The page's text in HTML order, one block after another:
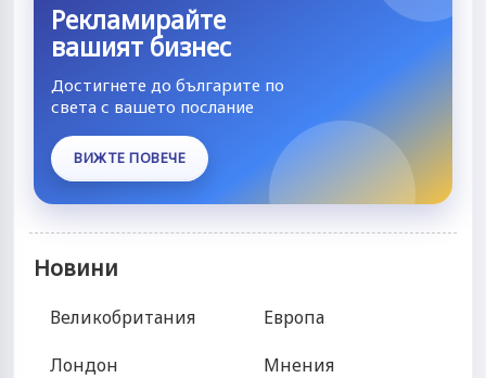
Рекламирайте
вашият бизнес
Достигнете до българите по
света с вашето послание
ВИЖТЕ ПОВЕЧЕ
Новини
Великобритания
Лондон
Европа
Мнения